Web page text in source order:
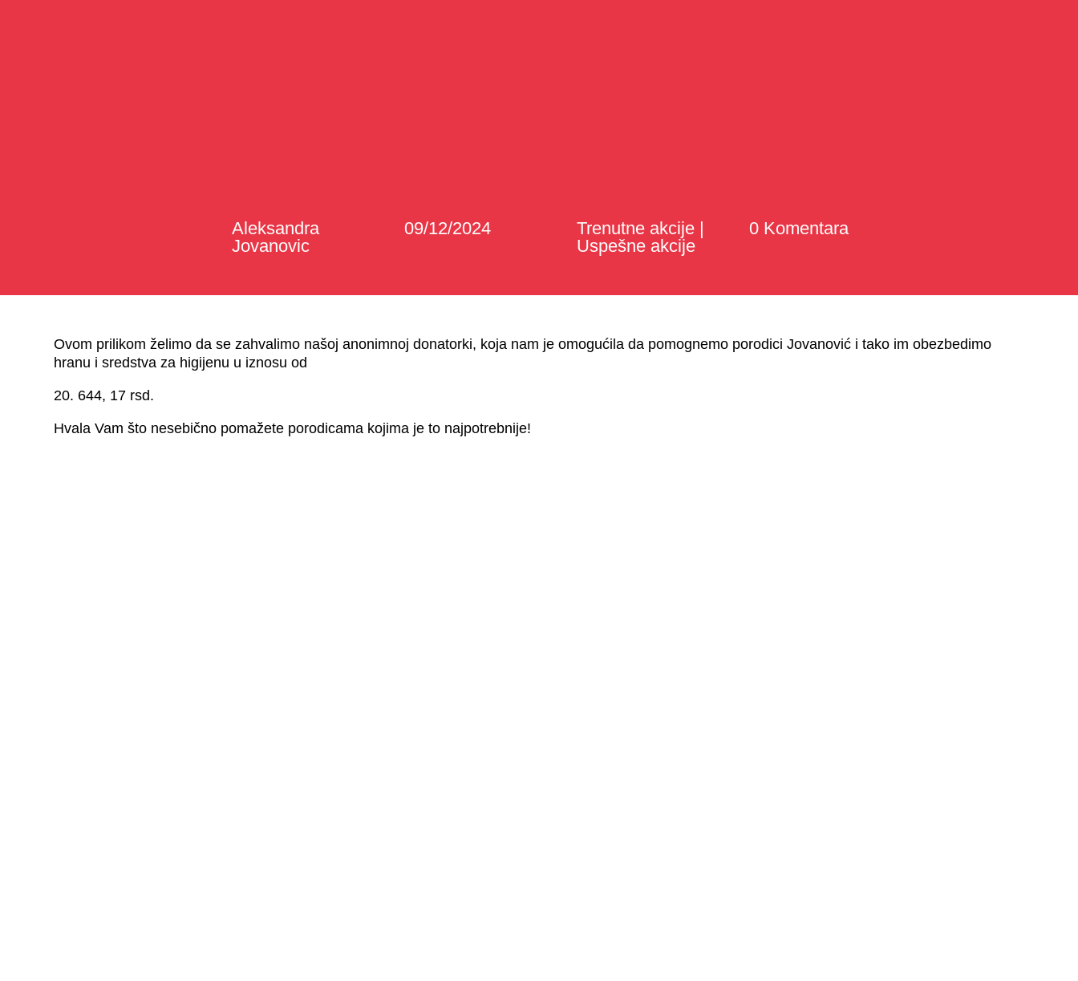
Aleksandra
Jovanovic
09/12/2024 Trenutne akcije |
Uspešne akcije
0 Komentara
Ovom prilikom želimo da se zahvalimo našoj anonimnoj donatorki, koja nam je omogućila da pomognemo porodici Jovanović i tako im obezbedimo
hranu i sredstva za higijenu u iznosu od
20. 644, 17 rsd.
Hvala Vam što nesebično pomažete porodicama kojima je to najpotrebnije!